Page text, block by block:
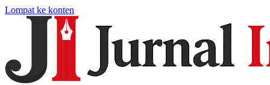
Lompat ke konten